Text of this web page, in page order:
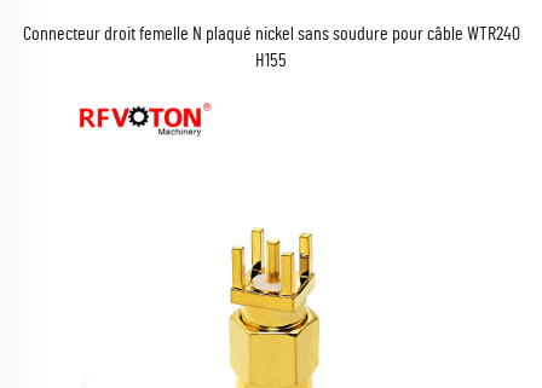
Connecteur droit femelle N plaqué nickel sans soudure pour câble WTR240
H155